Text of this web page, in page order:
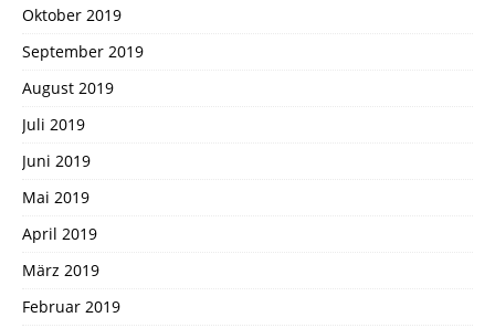
Oktober 2019
September 2019
August 2019
Juli 2019
Juni 2019
Mai 2019
April 2019
März 2019
Februar 2019